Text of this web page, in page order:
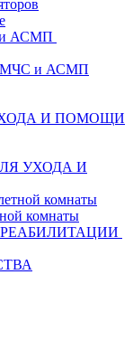
АСМП
и АСМП
И ПОМОЩИ
УХОДА И
комнаты
комнаты